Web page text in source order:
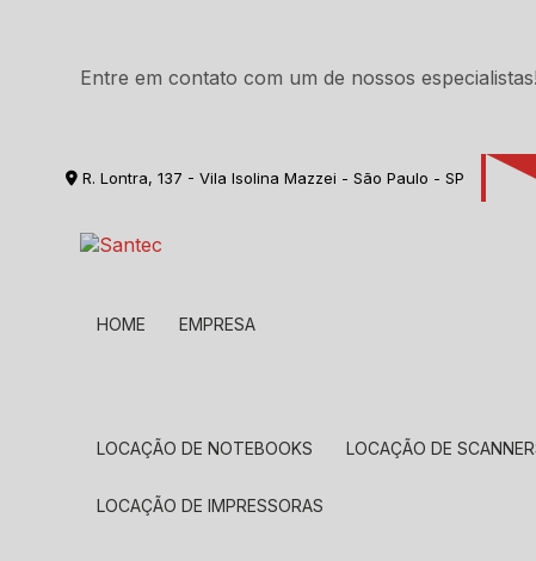
Entre em contato com um de nossos especialistas!
R. Lontra, 137 - Vila Isolina Mazzei - São Paulo - SP
HOME EMPRESA
LOCAÇÃO DE NOTEBOOKS LOCAÇÃO DE
LOCAÇÃO DE IMPRESSORAS